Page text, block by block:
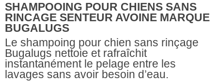
SHAMPOOING POUR CHIENS SANS
RINCAGE SENTEUR AVOINE MARQUE
BUGALUGS
Le shampoing pour chien sans rinçage
Bugalugs nettoie et rafraîchit
instantanément le pelage entre les
lavages sans avoir besoin d’eau.